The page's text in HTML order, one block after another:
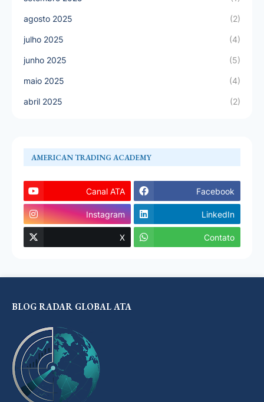
agosto 2025 (2)
julho 2025 (4)
junho 2025 (5)
maio 2025 (4)
abril 2025 (2)
AMERICAN TRADING ACADEMY
Canal ATA Facebook
Instagram LinkedIn
X Contato
BLOG RADAR GLOBAL ATA